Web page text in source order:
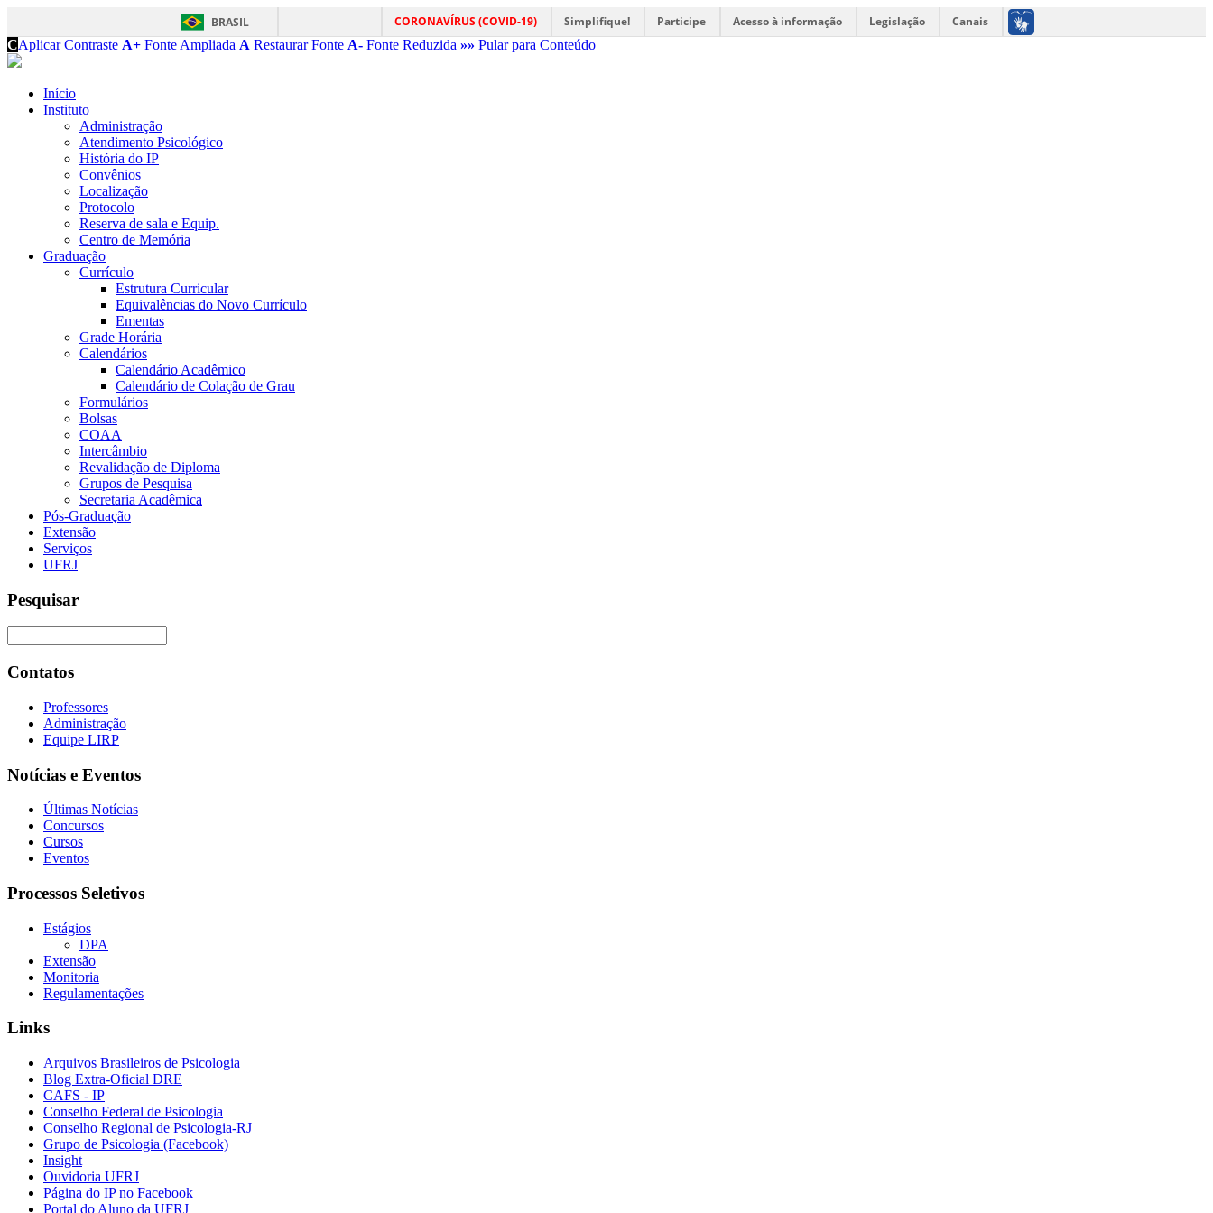
BRASIL CORONAVÍRUS (COVID-19) Simplifique! Participe Acesso à informação Legislação
Canais
CAplicar Contraste A+ Fonte Ampliada A Restaurar Fonte A- Fonte Reduzida »» Pular para Conteúdo
Início
Instituto
Administração
Atendimento Psicológico
História do IP
Convênios
Localização
Protocolo
Reserva de sala e Equip.
Centro de Memória
Graduação
Currículo
Estrutura Curricular
Equivalências do Novo Currículo
Ementas
Grade Horária
Calendários
Calendário Acadêmico
Calendário de Colação de Grau
Formulários
Bolsas
COAA
Intercâmbio
Revalidação de Diploma
Grupos de Pesquisa
Secretaria Acadêmica
Pós-Graduação
Extensão
Serviços
UFRJ
Pesquisar
Contatos
Professores
Administração
Equipe LIRP
Notícias e Eventos
Últimas Notícias
Concursos
Cursos
Eventos
Processos Seletivos
Estágios
DPA
Extensão
Monitoria
Regulamentações
Links
Arquivos Brasileiros de Psicologia
Blog Extra-Oficial DRE
CAFS - IP
Conselho Federal de Psicologia
Conselho Regional de Psicologia-RJ
Grupo de Psicologia (Facebook)
Insight
Ouvidoria UFRJ
Página do IP no Facebook
Portal do Aluno da UFRJ